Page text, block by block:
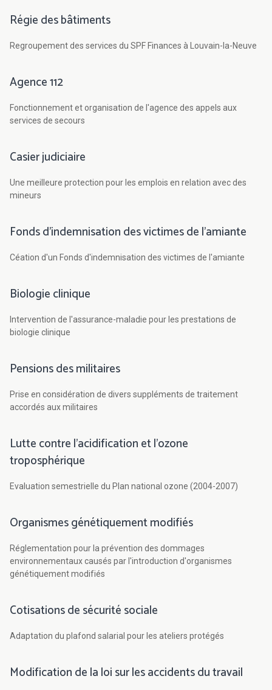
Régie des bâtiments
Regroupement des services du SPF Finances à Louvain-la-Neuve
Agence 112
Fonctionnement et organisation de l'agence des appels aux
services de secours
Casier judiciaire
Une meilleure protection pour les emplois en relation avec des
mineurs
Fonds d'indemnisation des victimes de l'amiante
Céation d'un Fonds d'indemnisation des victimes de l'amiante
Biologie clinique
Intervention de l'assurance-maladie pour les prestations de
biologie clinique
Pensions des militaires
Prise en considération de divers suppléments de traitement
accordés aux militaires
Lutte contre l'acidification et l'ozone
troposphérique
Evaluation semestrielle du Plan national ozone (2004-2007)
Organismes génétiquement modifiés
Réglementation pour la prévention des dommages
environnementaux causés par l'introduction d'organismes
génétiquement modifiés
Cotisations de sécurité sociale
Adaptation du plafond salarial pour les ateliers protégés
Modification de la loi sur les accidents du travail